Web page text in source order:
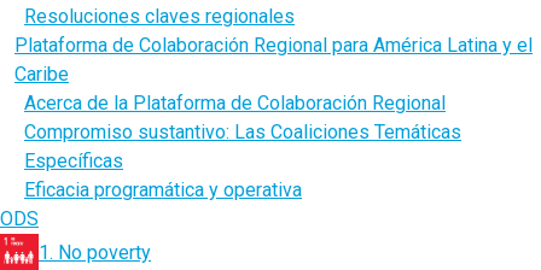
Resoluciones claves regionales
Plataforma de Colaboración Regional para América Latina y el
Caribe
Acerca de la Plataforma de Colaboración Regional
Compromiso sustantivo: Las Coaliciones Temáticas
Específicas
Eficacia programática y operativa
ODS
1. No poverty